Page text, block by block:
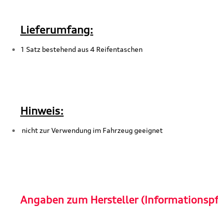
Lieferumfang:
1 Satz bestehend aus 4 Reifentaschen
Hinweis:
nicht zur Verwendung im Fahrzeug geeignet
Angaben zum Hersteller